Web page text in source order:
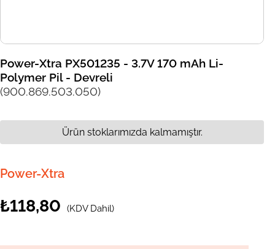
Power-Xtra PX501235 - 3.7V 170 mAh Li-
Polymer Pil - Devreli
(900.869.503.050)
Power-Xtra
₺118,80 (KDV Dahil)
Ürün stoklarımızda kalmamıştır.